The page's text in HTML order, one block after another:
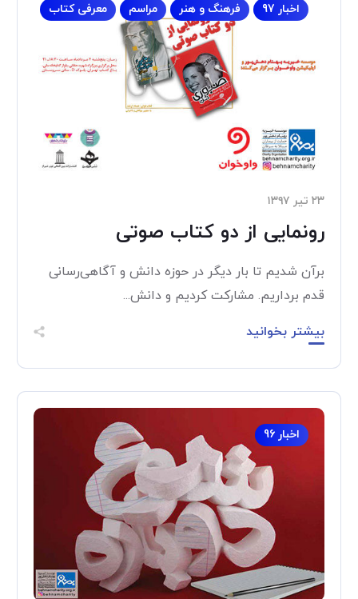
اخبار 97 فرهنگ و هنر مراسم معرفی کتاب
۲۳ تیر ۱۳۹۷
رونمایی از دو کتاب صوتی
برآن شدیم تا بار دیگر در حوزه دانش و آگاهی‌رسانی
قدم برداریم. مشارکت کردیم و دانش...
بیشتر بخوانید
اخبار 96